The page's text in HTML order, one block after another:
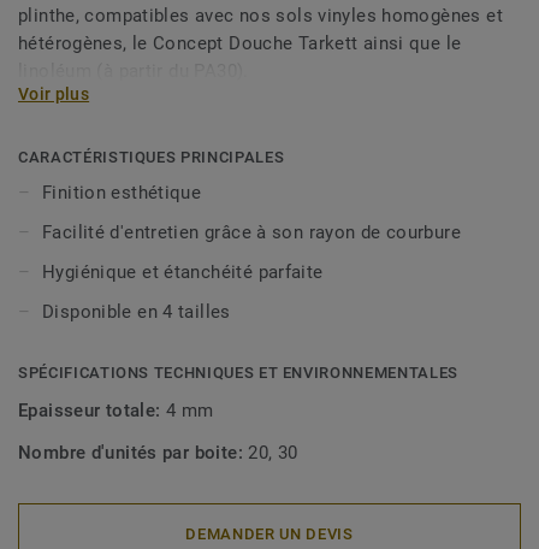
plinthe, compatibles avec nos sols vinyles homogènes et
hétérogènes, le Concept Douche Tarkett ainsi que le
Voir plus
CARACTÉRISTIQUES PRINCIPALES
Finition esthétique
Facilité d'entretien grâce à son rayon de courbure
Hygiénique et étanchéité parfaite
Disponible en 4 tailles
SPÉCIFICATIONS TECHNIQUES ET ENVIRONNEMENTALES
Epaisseur totale: 4 mm
Nombre d'unités par boite: 20, 30
DEMANDER UN DEVIS